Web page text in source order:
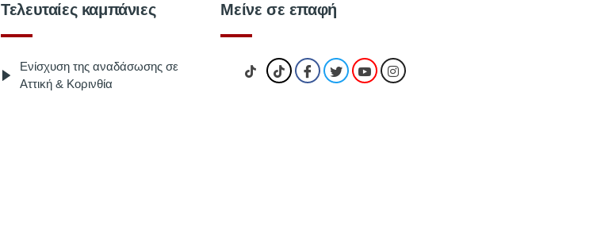
Τελευταίες καμπάνιες
Ενίσχυση της αναδάσωσης σε
Αττική & Κορινθία
Μείνε σε επαφή